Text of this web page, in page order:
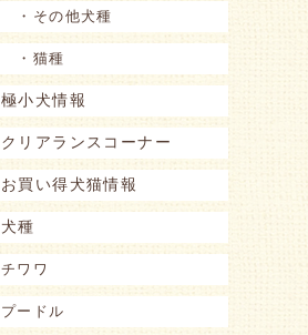
・その他犬種
・猫種
極小犬情報
クリアランスコーナー
お買い得犬猫情報
犬種
チワワ
プードル